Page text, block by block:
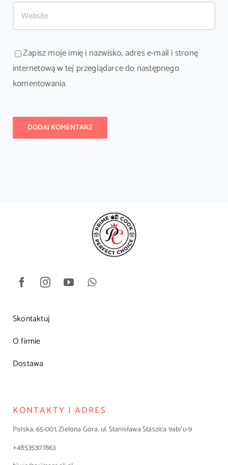
Zapisz moje imię i nazwisko, adres e-mail i stronę
internetową w tej przeglądarce do następnego
komentowania.
Skontaktuj
O firmie
Dostawa
KONTAKTY I ADRES
Polska, 65-001, Zielona Góra, ul. Stanisława Staszica 9ab/u-9
+48535307863